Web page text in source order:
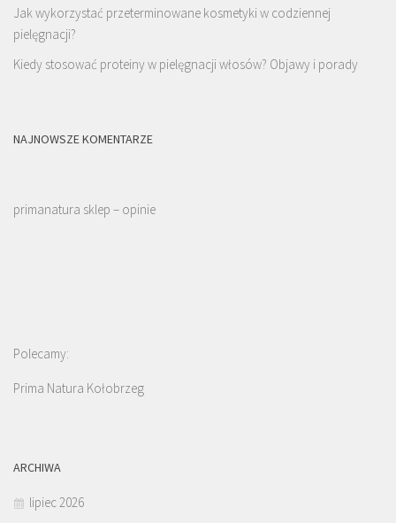
Jak wykorzystać przeterminowane kosmetyki w codziennej
pielęgnacji?
Kiedy stosować proteiny w pielęgnacji włosów? Objawy i porady
NAJNOWSZE KOMENTARZE
primanatura sklep – opinie
Polecamy:
Prima Natura Kołobrzeg
ARCHIWA
lipiec 2026